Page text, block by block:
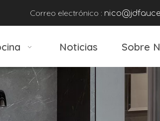
Correo electrónico :
Noticias Sobre